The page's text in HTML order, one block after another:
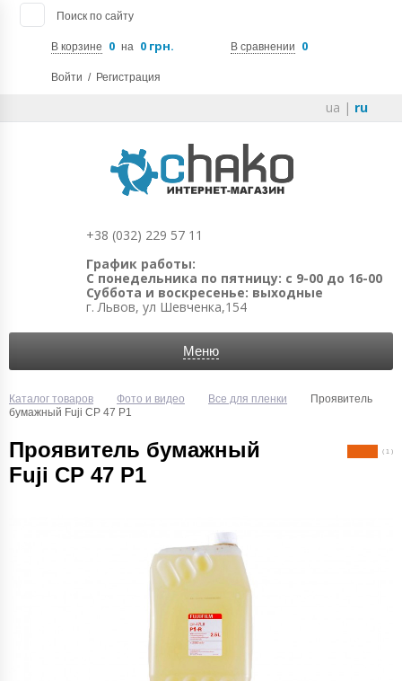
Поиск по сайту
В корзине 0 на 0 грн. В сравнении 0
Войти / Регистрация
ua | ru
+38 (032) 229 57 11
График работы:
С понедельника по пятницу: с 9-00 до 16-00
Суббота и воскресенье: выходные
г. Львов, ул Шевченка,154
Меню
Каталог товаров Фото и видео Все для пленки
Проявитель
бумажный Fuji CP 47 P1
Проявитель бумажный
Fuji CP 47 P1
( 1 )